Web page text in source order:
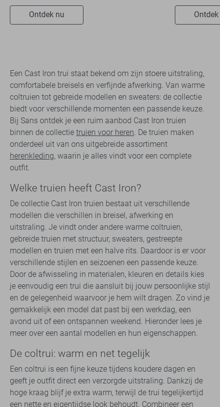
Ontdek nu
Een Cast Iron trui staat bekend om zijn stoere uitstraling,
comfortabele breisels en verfijnde afwerking. Van warme
coltruien tot gebreide modellen en sweaters: de collectie
biedt voor verschillende momenten een passende keuze.
Bij Sans ontdek je een ruim aanbod Cast Iron truien
binnen de collectie truien voor heren. De truien maken
onderdeel uit van ons uitgebreide assortiment
herenkleding, waarin je alles vindt voor een complete
outfit.
Welke truien heeft Cast Iron?
De collectie Cast Iron truien bestaat uit verschillende
modellen die verschillen in breisel, afwerking en
uitstraling. Je vindt onder andere warme coltruien,
gebreide truien met structuur, sweaters, gestreepte
modellen en truien met een halve rits. Daardoor is er voor
verschillende stijlen en seizoenen een passende keuze.
Door de afwisseling in materialen, kleuren en details kies
je eenvoudig een trui die aansluit bij jouw persoonlijke stijl
en de gelegenheid waarvoor je hem wilt dragen. Zo vind je
gemakkelijk een model dat past bij een werkdag, een
avond uit of een ontspannen weekend. Hieronder lees je
meer over een aantal modellen en hun eigenschappen.
De coltrui: warm en net tegelijk
Een coltrui is een fijne keuze tijdens koudere dagen en
geeft je outfit direct een verzorgde uitstraling. Dankzij de
hoge kraag blijf je extra warm, terwijl de trui tegelijkertijd
een nette en eigentijdse look behoudt. Combineer een